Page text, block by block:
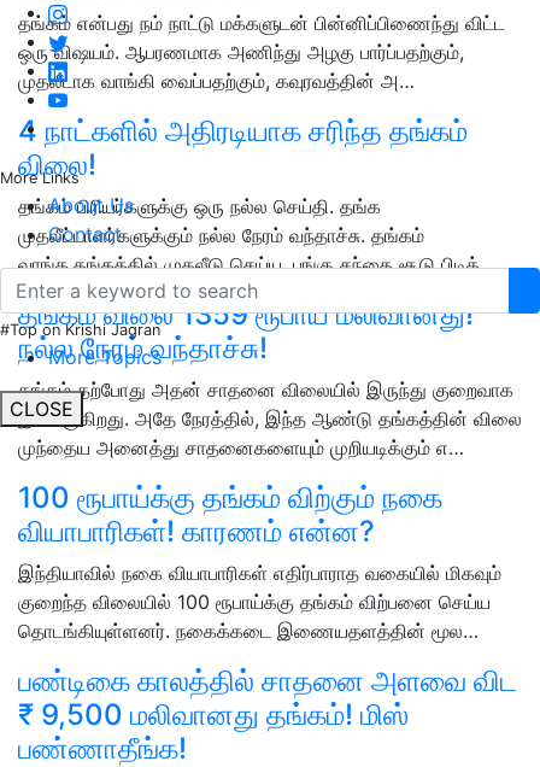
More Links
About Us
Contact
#Top on Krishi Jagran
More Topics
CLOSE
தங்கம் என்பது நம் நாட்டு மக்களுடன் பின்னிப்பிணைந்து விட்ட
ஒரு விஷயம். ஆபரணமாக அணிந்து அழகு பார்ப்பதற்கும்,
முதலீடாக வாங்கி வைப்பதற்கும், கவுரவத்தின் அ…
4 நாட்களில் அதிரடியாக சரிந்த தங்கம்
விலை!
தங்கம் பிரியர்களுக்கு ஒரு நல்ல செய்தி. தங்க
முதலீட்டாளர்களுக்கும் நல்ல நேரம் வந்தாச்சு. தங்கம்
வாங்க,தங்கத்தில் முதலீடு செய்ய, பங்கு சந்தை சூடு பிடித்…
தங்கம் விலை 1359 ரூபாய் மலிவானது!
நல்ல நேரம் வந்தாச்சு!
தங்கம் தற்போது அதன் சாதனை விலையில் இருந்து குறைவாக
இயங்குகிறது. அதே நேரத்தில், இந்த ஆண்டு தங்கத்தின் விலை
முந்தைய அனைத்து சாதனைகளையும் முறியடிக்கும் எ…
100 ரூபாய்க்கு தங்கம் விற்கும் நகை
வியாபாரிகள்! காரணம் என்ன?
இந்தியாவில் நகை வியாபாரிகள் எதிர்பாராத வகையில் மிகவும்
குறைந்த விலையில் 100 ரூபாய்க்கு தங்கம் விற்பனை செய்ய
தொடங்கியுள்ளனர். நகைக்கடை இணையதளத்தின் மூல…
பண்டிகை காலத்தில் சாதனை அளவை விட
₹ 9,500 மலிவானது தங்கம்! மிஸ்
பண்ணாதீங்க!